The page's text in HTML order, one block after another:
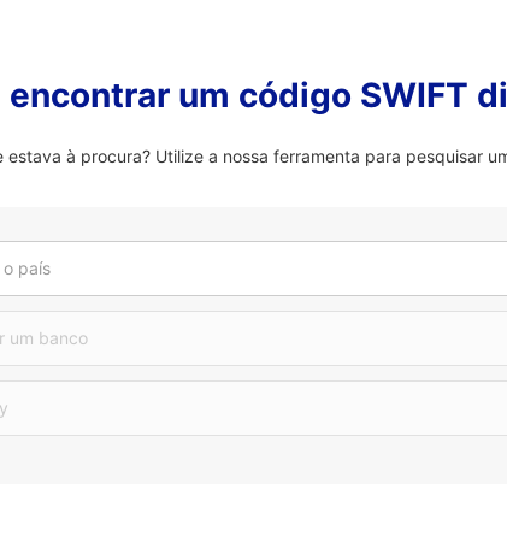
encontrar um código SWIFT
estava à procura? Utilize a nossa ferramenta para pesquisar
o país
um banco